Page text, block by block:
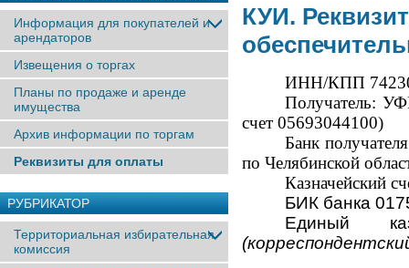
Информация для покупателей и
арендаторов
Извещения о торгах
Планы по продаже и аренде
имущества
Архив информации по торгам
Реквизиты для оплаты
РУБРИКАТОР
Территориальная избирательная
комиссия
КУИ.
ИНН/КПП
Получатель:
счет 05693044100)
Банк
по Челябинской
Казначейский
БИК банка
Единый